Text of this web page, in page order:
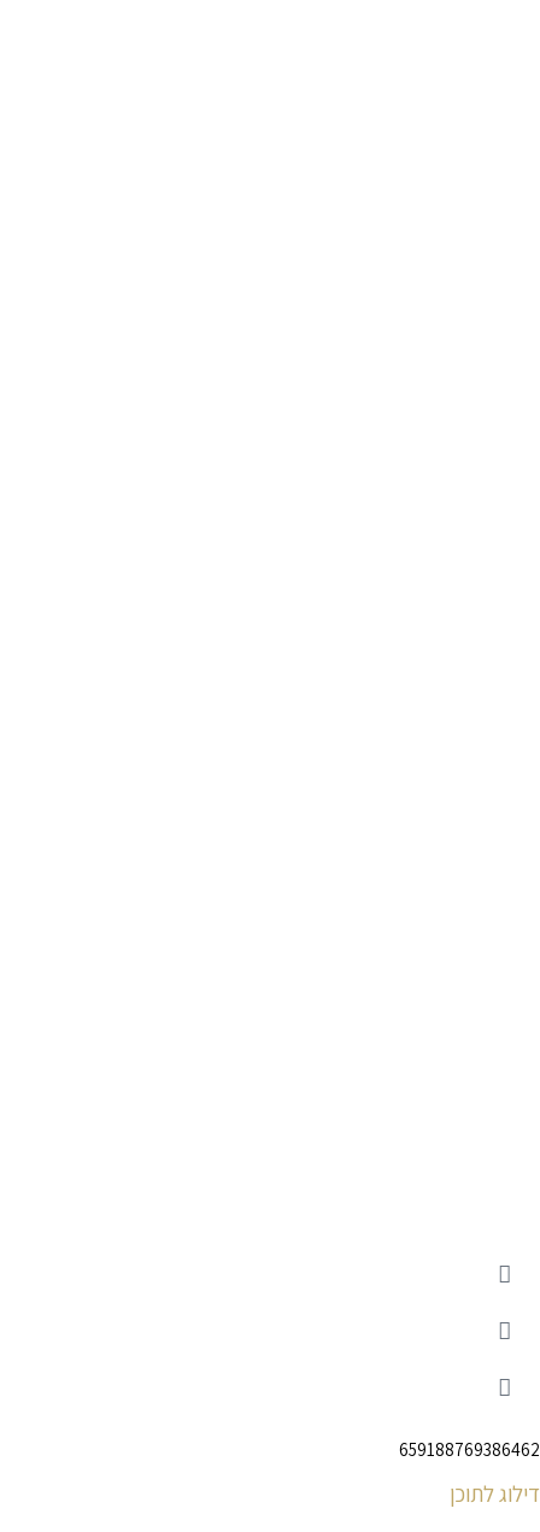
659188769386462
דילוג לתוכן